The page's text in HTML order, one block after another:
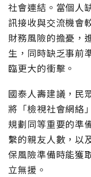
社會連結。當個人
訊接收與交流機會
財務風險的擔憂，
生，同時缺乏事前
臨更大的衝擊。
國泰人壽建議，民
將「檢視社會網絡
規劃同等重要的準
繫的親友人數，以
保風險準備時能獲
立無援。